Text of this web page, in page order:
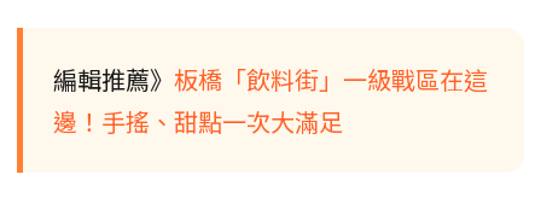
編輯推薦》 板橋「飲料街」一級戰區在這
邊！手搖、甜點一次大滿足